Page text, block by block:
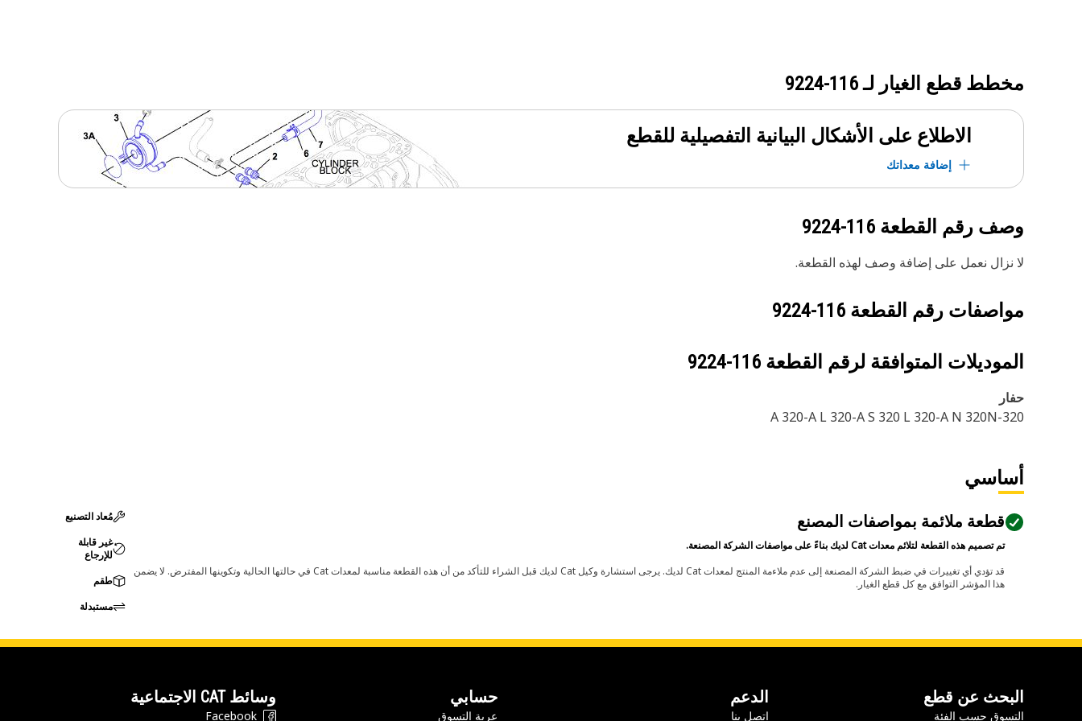
مخطط قطع الغيار لـ116-9224
الاطلاع على الأشكال البيانية التفصيلية للقطع
إضافة معداتك
وصف رقم القطعة 116-9224
لا نزال نعمل على إضافة وصف لهذه القطعة.
مواصفات رقم القطعة 116-9224
الموديلات المتوافقة لرقم القطعة 116-9224
حفار
320-A 320-A L 320-A S 320 L 320-A N 320N
أساسي
قطعة ملائمة بمواصفات المصنع
تم تصميم هذه القطعة لتلائم معدات Cat لديك بناءً على مواصفات الشركة المصنعة.
قد تؤدي أي تغييرات في ضبط الشركة المصنعة إلى عدم ملاءمة المنتج لمعدات Cat لديك. يرجى استشارة وكيل Cat لديك قبل الشراء للتأكد من أن هذه القطعة مناسبة لمعدات Cat في حالتها الحالية وتكوينها المفترض. لا يضمن
هذا المؤشر التوافق مع كل قطع الغيار.
مُعاد التصنيع
غير قابلة
للإرجاع
طقم
مستبدلة
البحث عن قطع
التسوق حسب الفئة
الدعم
اتصل بنا
حسابي
عربة التسوق
وسائط CAT الاجتماعية
Facebook